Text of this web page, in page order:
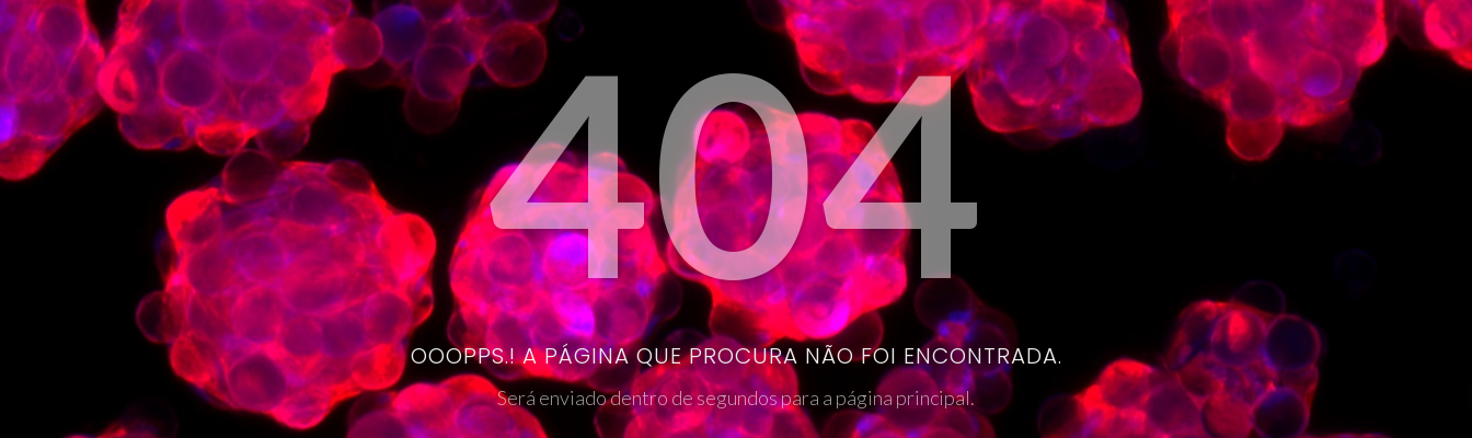
404
OOOPPS.! A PÁGINA QUE PROCURA NÃO FOI ENCONTRADA.
Será enviado dentro de segundos para a página principal.